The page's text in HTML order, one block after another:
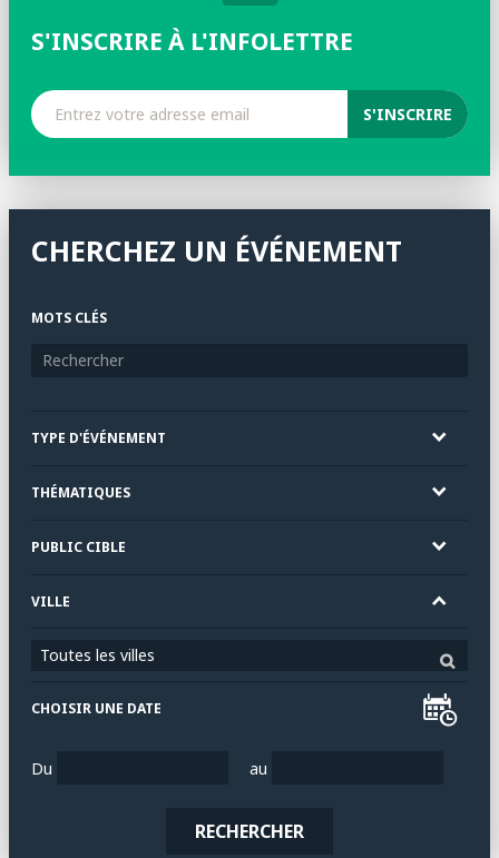
S'INSCRIRE À L'INFOLETTRE
CHERCHEZ UN ÉVÉNEMENT
MOTS CLÉS
TYPE D'ÉVÉNEMENT
THÉMATIQUES
PUBLIC CIBLE
VILLE
Toutes les villes
CHOISIR UNE DATE
Du au
RECHERCHER